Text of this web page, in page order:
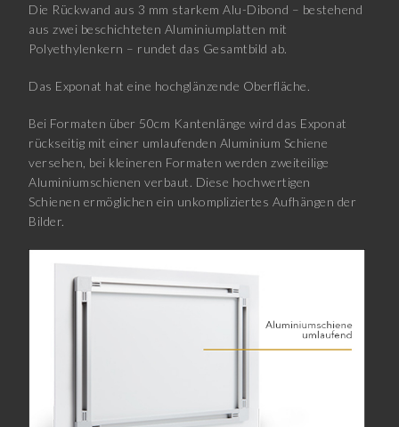
Die Rückwand aus 3 mm starkem Alu-Dibond – bestehend
aus zwei beschichteten Aluminiumplatten mit
Polyethylenkern – rundet das Gesamtbild ab.
Das Exponat hat eine hochglänzende Oberfläche.
Bei Formaten über 50cm Kantenlänge wird das Exponat
rückseitig mit einer umlaufenden Aluminium Schiene
versehen, bei kleineren Formaten werden zweiteilige
Aluminiumschienen verbaut. Diese hochwertigen
Schienen ermöglichen ein unkompliziertes Aufhängen der
Bilder.